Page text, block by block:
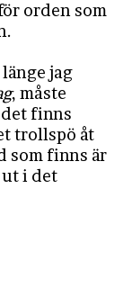
orden som
jag
, måste
det finns
trollspö åt
som finns är
ut i det